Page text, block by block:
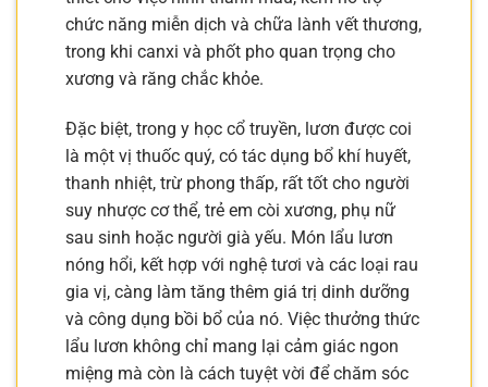
chức năng miễn dịch và chữa lành vết thương,
trong khi canxi và phốt pho quan trọng cho
xương và răng chắc khỏe.
Đặc biệt, trong y học cổ truyền, lươn được coi
là một vị thuốc quý, có tác dụng bổ khí huyết,
thanh nhiệt, trừ phong thấp, rất tốt cho người
suy nhược cơ thể, trẻ em còi xương, phụ nữ
sau sinh hoặc người già yếu. Món lẩu lươn
nóng hổi, kết hợp với nghệ tươi và các loại rau
gia vị, càng làm tăng thêm giá trị dinh dưỡng
và công dụng bồi bổ của nó. Việc thưởng thức
lẩu lươn không chỉ mang lại cảm giác ngon
miệng mà còn là cách tuyệt vời để chăm sóc